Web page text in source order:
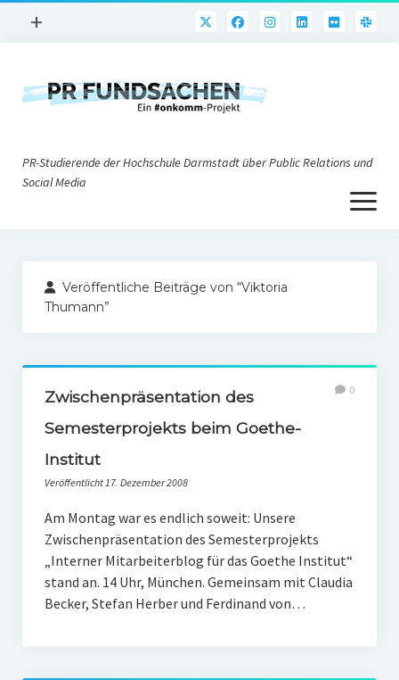
Menü
+
PR@h_da
Nonprofit-PR
Corporate Weblogs
Social Media
PR-Theorie
Gesellschaft & Medien
Infografik-Themengarten
Künstliche Intelligenz
Wasserknappheit in Deutschland
PR-Studierende der Hochschule Darmstadt über Public Relations und
Social Media
Menü
öffnen
Impressum
Veröffentliche Beiträge von “Viktoria
Thumann”
Zwischenpräsentation des
Semesterprojekts beim Goethe-
Institut
Veröffentlicht 17. Dezember 2008
0
Am Montag war es endlich soweit: Unsere
Zwischenpräsentation des Semesterprojekts
„Interner Mitarbeiterblog für das Goethe Institut“
stand an. 14 Uhr, München. Gemeinsam mit Claudia
Becker, Stefan Herber und Ferdinand von…